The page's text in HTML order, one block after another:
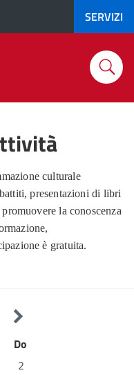
SERVIZI
culturale
presentazioni di libri
la conoscenza
è gratuita.
Do
2